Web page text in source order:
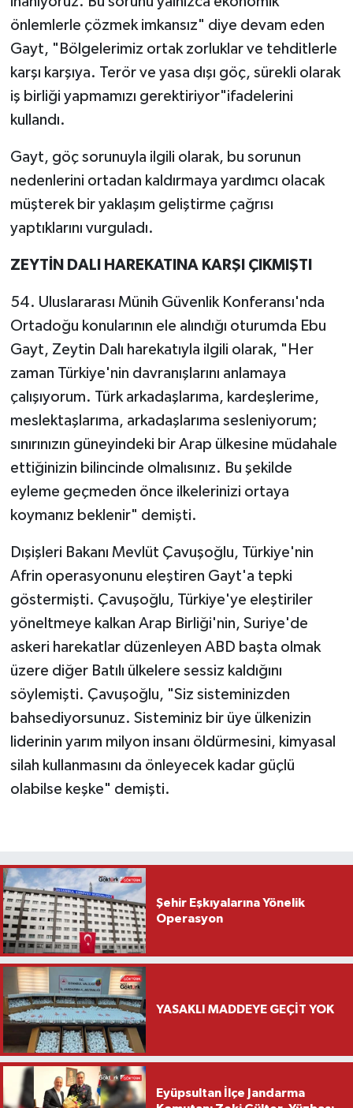
önlemlerle çözmek imkansız" diye devam eden
Gayt, "Bölgelerimiz ortak zorluklar ve tehditlerle
karşı karşıya. Terör ve yasa dışı göç, sürekli olarak
iş birliği yapmamızı gerektiriyor"ifadelerini
kullandı.
Gayt, göç sorunuyla ilgili olarak, bu sorunun
nedenlerini ortadan kaldırmaya yardımcı olacak
müşterek bir yaklaşım geliştirme çağrısı
yaptıklarını vurguladı.
ZEYTİN DALI HAREKATINA KARŞI ÇIKMIŞTI
54. Uluslararası Münih Güvenlik Konferansı'nda
Ortadoğu konularının ele alındığı oturumda Ebu
Gayt, Zeytin Dalı harekatıyla ilgili olarak, "Her
zaman Türkiye'nin davranışlarını anlamaya
çalışıyorum. Türk arkadaşlarıma, kardeşlerime,
meslektaşlarıma, arkadaşlarıma sesleniyorum;
sınırınızın güneyindeki bir Arap ülkesine müdahale
ettiğinizin bilincinde olmalısınız. Bu şekilde
eyleme geçmeden önce ilkelerinizi ortaya
koymanız beklenir" demişti.
Dışişleri Bakanı Mevlüt Çavuşoğlu, Türkiye'nin
Afrin operasyonunu eleştiren Gayt'a tepki
göstermişti. Çavuşoğlu, Türkiye'ye eleştiriler
yöneltmeye kalkan Arap Birliği'nin, Suriye'de
askeri harekatlar düzenleyen ABD başta olmak
üzere diğer Batılı ülkelere sessiz kaldığını
söylemişti. Çavuşoğlu, "Siz sisteminizden
bahsediyorsunuz. Sisteminiz bir üye ülkenizin
liderinin yarım milyon insanı öldürmesini, kimyasal
silah kullanmasını da önleyecek kadar güçlü
olabilse keşke" demişti.
Şehir Eşkıyalarına Yönelik
Operasyon
YASAKLI MADDEYE GEÇİT YOK
Eyüpsultan İlçe Jandarma